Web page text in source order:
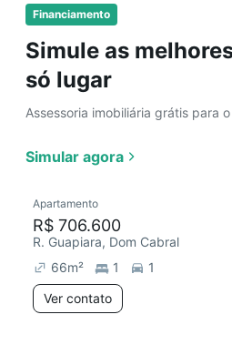
Financiamento
Simule as
só lugar
Assessoria imobiliária grátis para
Simular agora
Apartamento
R$ 706.600
R. Guapiara, Dom Cabral
66m² 1
1
Ver contato